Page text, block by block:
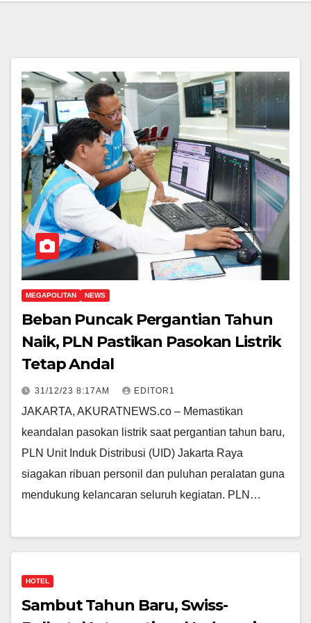
MEGAPOLITAN NEWS
Beban Puncak Pergantian Tahun
Naik, PLN Pastikan Pasokan Listrik
Tetap Andal
31/12/23 8:17AM EDITOR1
JAKARTA, AKURATNEWS.co – Memastikan
keandalan pasokan listrik saat pergantian tahun baru,
PLN Unit Induk Distribusi (UID) Jakarta Raya
siagakan ribuan personil dan puluhan peralatan guna
mendukung kelancaran seluruh kegiatan. PLN…
HOTEL
Sambut Tahun Baru, Swiss-